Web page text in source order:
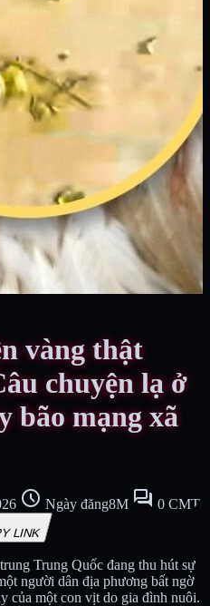
vàng thật
chuyện lạ ở
bão mạng xã
schedule Ngày đăng8M forum 0 CMT
LINK
Trung Quốc đang thu hút sự
người dân địa phương bất ngờ
của một con vịt do gia đình nuôi.